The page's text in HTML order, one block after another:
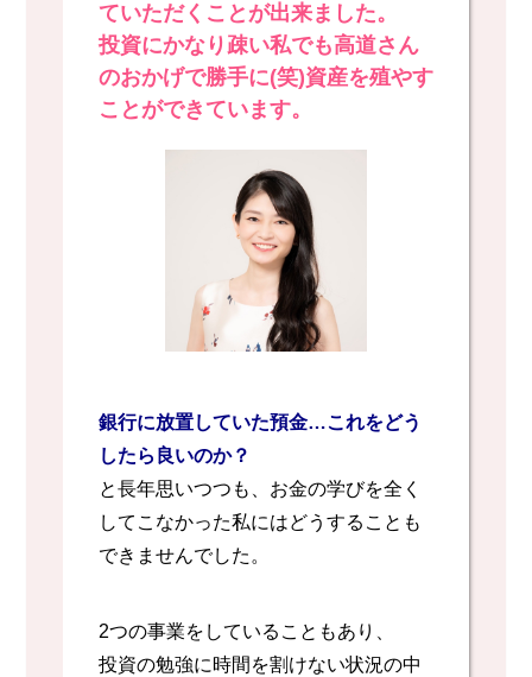
ていただくことが出来ました。
投資にかなり疎い私でも高道さん
のおかげで勝手に(笑)資産を殖やす
ことができています。
銀行に放置していた預金…これをどう
したら良いのか？
と長年思いつつも、お金の学びを全く
してこなかった私にはどうすることも
できませんでした。
2つの事業をしていることもあり、
投資の勉強に時間を割けない状況の中